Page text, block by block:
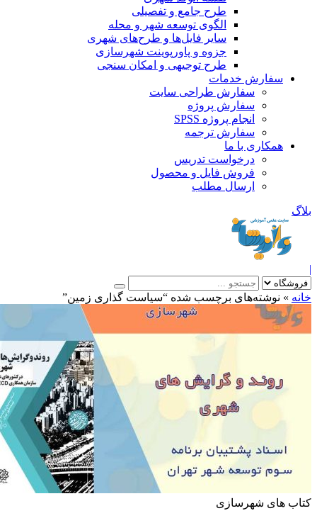
طرح جامع و تفصیلی
الگوی توسعه شهر و محله
سایر فایل‌ها و طرح‌های شهری
جزوه و پاورپوینت شهرسازی
طرح توجیهی و امکان سنجی
سفارش خدمات
سفارش طراحی سایت
سفارش پروژه
انجام پروژه SPSS
سفارش ترجمه
همکاری با ما
درخواست تدریس
فروش فایل و محصول
ارسال مطلب
»نوشته‌های برچسب شده “سیاست گذاری زمین”
های شهرسازی